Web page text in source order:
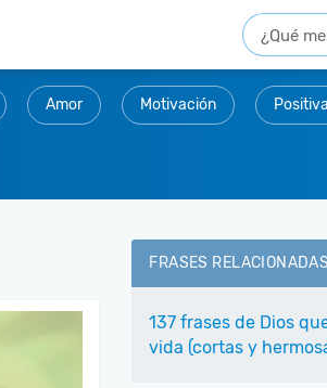
Amor Motivación
FRASES RELACIONADAS
137 frases de Dios
vida (cortas y